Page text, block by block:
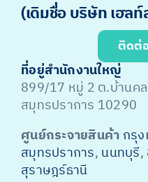
(เดิมชื่อ บริษัท เฮล
ติดต่
ที่อยู่สำนักงานใหญ่
899/17 หมู่ 2 ต.บ้านค
สมุทรปราการ 10290
ศูนย์กระจายสินค้า กรุ
สมุทรปราการ, นนทบุรี,
สุราษฎร์ธานี